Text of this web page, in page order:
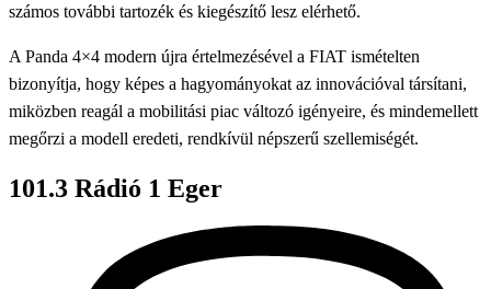
számos további tartozék és kiegészítő lesz elérhető.
A Panda 4×4 modern újra értelmezésével a FIAT ismételten
bizonyítja, hogy képes a hagyományokat az innovációval társítani,
miközben reagál a mobilitási piac változó igényeire, és mindemellett
megőrzi a modell eredeti, rendkívül népszerű szellemiségét.
101.3 Rádió 1 Eger